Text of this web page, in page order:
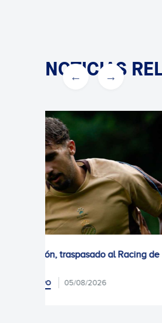
NOTICIAS
Parte médico: Kike